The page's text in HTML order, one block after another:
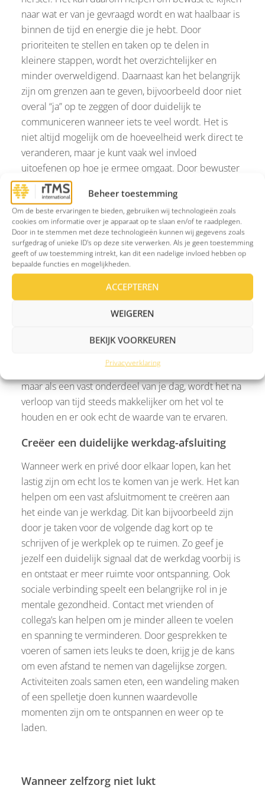
Beheer toestemming
Om de beste ervaringen te bieden, gebruiken wij technologieën zoals
cookies om informatie over je apparaat op te slaan en/of te raadplegen.
Door in te stemmen met deze technologieën kunnen wij gegevens zoals
surfgedrag of unieke ID's op deze site verwerken. Als je geen toestemming
geeft of uw toestemming intrekt, kan dit een nadelige invloed hebben op
bepaalde functies en mogelijkheden.
ACCEPTEREN
WEIGEREN
BEKIJK VOORKEUREN
Privacyverklaring
naar wat er van je gevraagd wordt en wat haalbaar is
binnen de tijd en energie die je hebt. Door
prioriteiten te stellen en taken op te delen in
kleinere stappen, wordt het overzichtelijker en
minder overweldigend. Daarnaast kan het belangrijk
zijn om grenzen aan te geven, bijvoorbeeld door niet
overal “ja” op te zeggen of door duidelijk te
communiceren wanneer iets te veel wordt. Het is
niet altijd mogelijk om de hoeveelheid werk direct te
veranderen, maar je kunt vaak wel invloed
uitoefenen op hoe je ermee omgaat. Door bewuster
met je tijd en energie om te gaan, ontstaat er meer
ruimte voor focus, rust en herstel.
Tijd voor jezelf
In een druk dagelijks leven kan het voelen alsof er
geen ruimte is om tijd voor jezelf te nemen. Toch
verschil maken. Denk bijvoorbeeld aan vijf minuten
in de ochtend om rustig te ademen of je even
momenten van rust in te bouwen, geef je jezelf de
de drukte. Wanneer je dit niet als iets extra’s ziet,
maar als een vast onderdeel van je dag, wordt het na
verloop van tijd steeds makkelijker om het vol te
houden en er ook echt de waarde van te ervaren.
Creëer een duidelijke werkdag-afsluiting
Wanneer werk en privé door elkaar lopen, kan het
lastig zijn om echt los te komen van je werk. Het kan
helpen om een vast afsluitmoment te creëren aan
het einde van je werkdag. Dit kan bijvoorbeeld zijn
door je taken voor de volgende dag kort op te
schrijven of je werkplek op te ruimen. Zo geef je
jezelf een duidelijk signaal dat de werkdag voorbij is
en ontstaat er meer ruimte voor ontspanning. Ook
sociale verbinding speelt een belangrijke rol in je
mentale gezondheid. Contact met vrienden of
collega’s kan helpen om je minder alleen te voelen
en spanning te verminderen. Door gesprekken te
voeren of samen iets leuks te doen, krijg je de kans
om even afstand te nemen van dagelijkse zorgen.
Activiteiten zoals samen eten, een wandeling maken
of een spelletje doen kunnen waardevolle
momenten zijn om te ontspannen en weer op te
laden.
Wanneer zelfzorg niet lukt